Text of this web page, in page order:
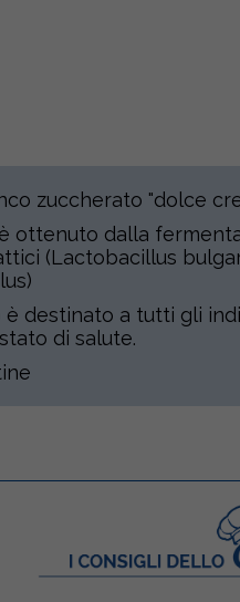
zuccherato "dolce
ottenuto dalla
(Lactobacillus
destinato a tutti gli
di salute.